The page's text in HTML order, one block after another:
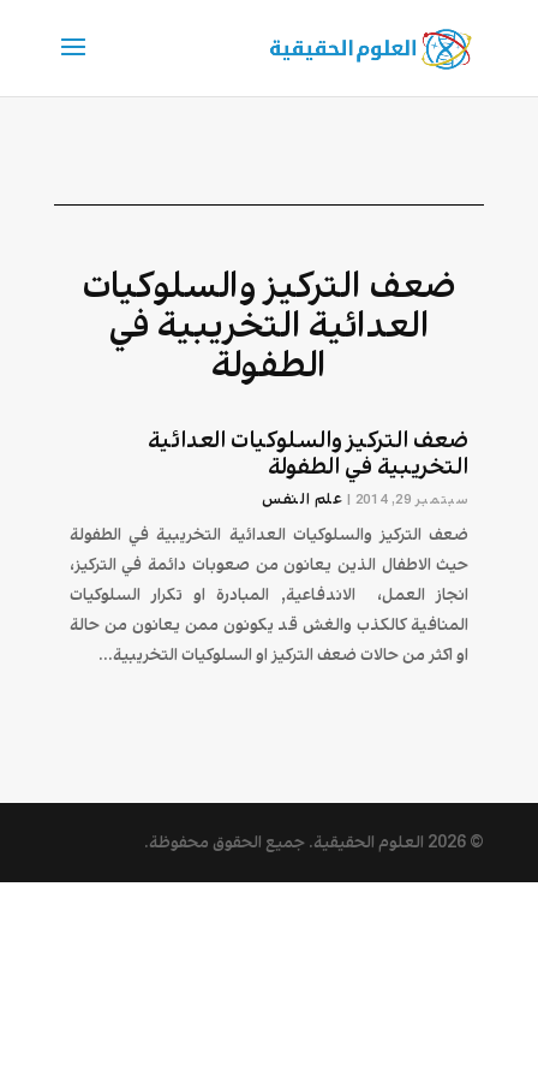
ضعف التركيز والسلوكيات
العدائية التخريبية في
الطفولة
ضعف التركيز والسلوكيات العدائية
التخريبية في الطفولة
سبتمبر 29, 2014 | علم النفس
ضعف التركيز والسلوكيات العدائية التخريبية في الطفولة
حيث الاطفال الذين يعانون من صعوبات دائمة في التركيز،
انجاز العمل، الاندفاعیة, المبادرة او تكرار السلوكيات
المنافية كالكذب والغش قد يكونون ممن يعانون من حالة
او اكثر من حالات ضعف التركيز او السلوكيات التخريبية...
© 2026 العلوم الحقيقية. جميع الحقوق محفوظة.